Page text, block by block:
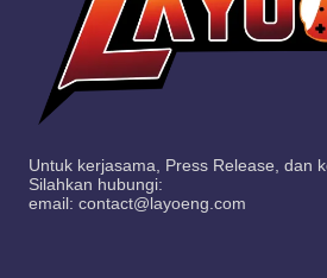
Untuk kerjasama, Press Release, dan
Silahkan hubungi:
email: contact@layoeng.com